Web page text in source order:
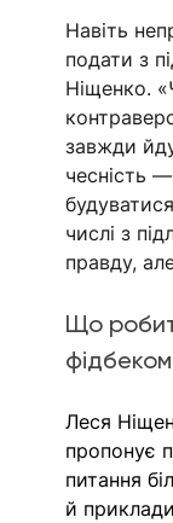
Навіть
подати з
Ніщенко.
завжди
чесність
числі з
правду,
Що
Леся
пропонує
питання
й